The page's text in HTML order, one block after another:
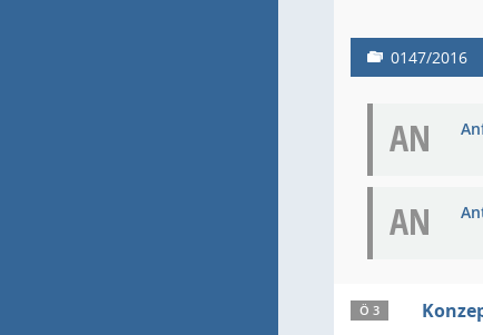
0147/2016
AN
AN
Ö 3